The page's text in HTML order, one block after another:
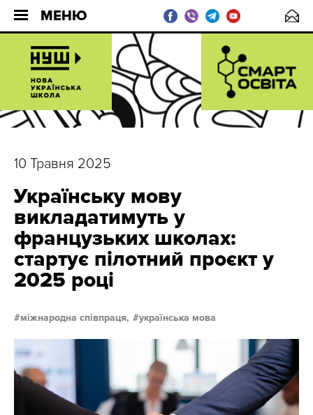
МЕНЮ
10 Травня 2025
Українську мову
викладатимуть у
французьких школах:
стартує пілотний проєкт у
2025 році
міжнародна співпраця, українська мова